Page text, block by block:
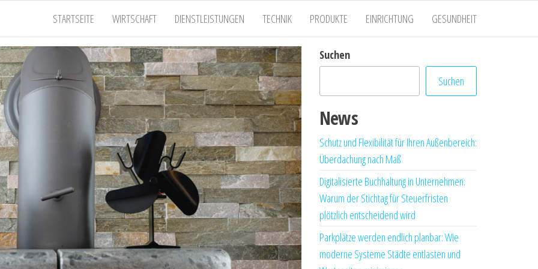
STARTSEITE WIRTSCHAFT DIENSTLEISTUNGEN TECHNIK PRODUKTE EINRICHTUNG GESUNDHEIT
Suchen
Suchen
News
Schutz und Flexibilität für Ihren Außenbereich:
Überdachung nach Maß
Digitalisierte Buchhaltung in Unternehmen:
Warum der Stichtag für Steuerfristen
plötzlich entscheidend wird
Parkplätze werden endlich planbar: Wie
moderne Systeme Städte entlasten und